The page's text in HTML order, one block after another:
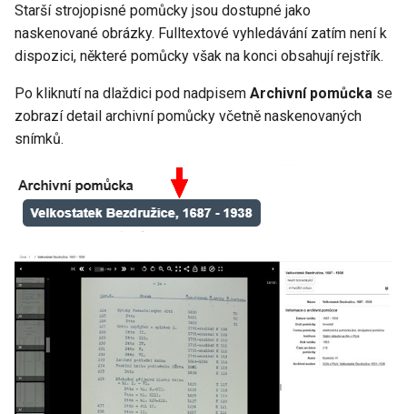
Starší strojopisné pomůcky jsou dostupné jako
naskenované obrázky. Fulltextové vyhledávání zatím není k
dispozici, některé pomůcky však na konci obsahují rejstřík.
Po kliknutí na dlaždici pod nadpisem Archivní pomůcka se
zobrazí detail archivní pomůcky včetně naskenovaných
snímků.